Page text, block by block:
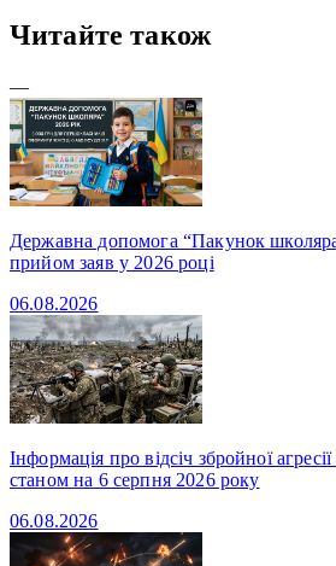
Читайте також
—
Державна допомога “Пакунок
прийом заяв у 2026 році
06.08.2026
Інформація про відсіч збройної
станом на 6 серпня 2026 року
06.08.2026